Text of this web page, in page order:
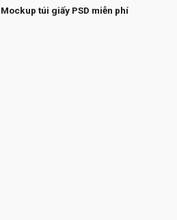
Mockup túi giấy PSD miễn phí